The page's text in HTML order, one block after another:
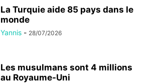
La Turquie aide 85 pays dans le
monde
Yannis - 28/07/2026
Les musulmans sont 4 millions
au Royaume-Uni